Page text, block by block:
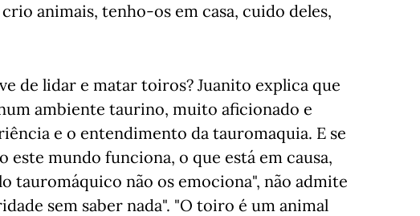
animais, tenho-os em casa, cuido deles,
de lidar e matar toiros? Juanito explica que
ambiente taurino, muito aficionado e
e o entendimento da tauromaquia. E se
este mundo funciona, o que está em causa,
tauromáquico não os emociona", não admite
sem saber nada". "O toiro é um animal